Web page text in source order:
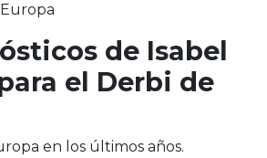
de Isabel
el Derbi de
en los últimos años.